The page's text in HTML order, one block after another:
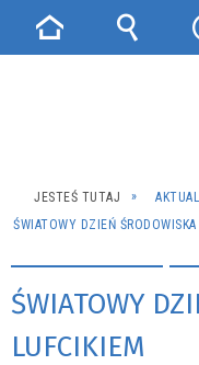
JESTEŚ TUTAJ
ŚWIATOWY DZIEŃ
ŚWIATOWY
LUFCIKIEM
Strona